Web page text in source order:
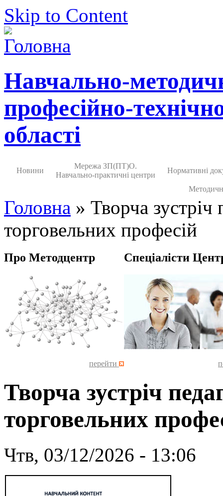
Skip to Content
Навчально-
професійно-
області
Новини
Мережа ЗП(ПТ)О.
Навчально-практичні центри
Нормативні
Головна » Творча зустріч
торговельних професій
Про Методцентр
перейти
Спеціалісти
Творча зустріч
торговельних
Чтв, 03/12/2026 - 13:06